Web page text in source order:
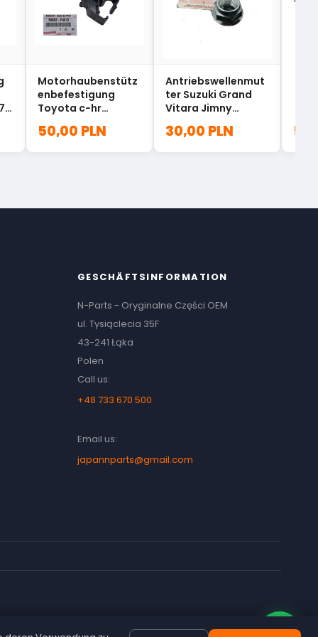
Motorhaubenstütz
enbefestigung
Toyota c-hr
50,00 PLN
Antriebswellenmut
ter Suzuki Grand
Vitara Jimny
30,00 PLN
GESCHÄFTSINFORMATION
N-Parts - Oryginalne Części OEM
ul. Tysiąclecia 35F
43-241 Łąka
Polen
Call us:
+48 733 670 500
Email us:
japannparts@gmail.com